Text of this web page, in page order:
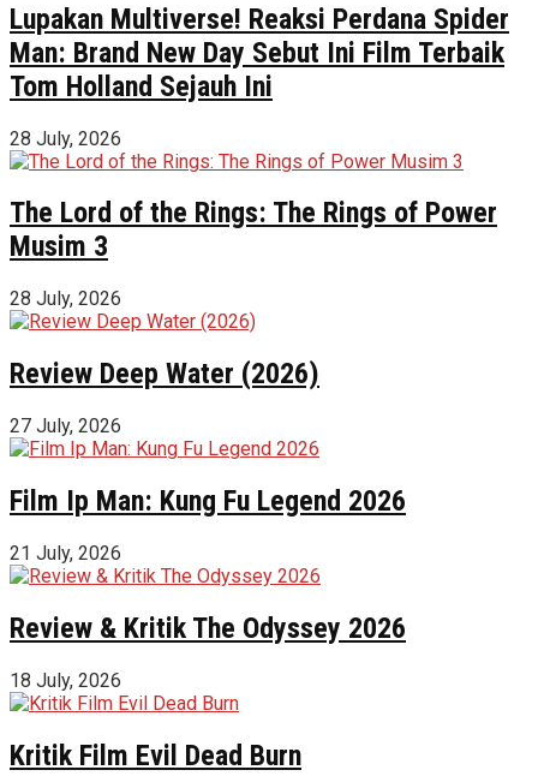
Lupakan Multiverse! Reaksi Perdana Spider
Man: Brand New Day Sebut Ini Film Terbaik
Tom Holland Sejauh Ini
28 July, 2026
The Lord of the Rings: The Rings of Power
Musim 3
28 July, 2026
Review Deep Water (2026)
27 July, 2026
Film Ip Man: Kung Fu Legend 2026
21 July, 2026
Review & Kritik The Odyssey 2026
18 July, 2026
Kritik Film Evil Dead Burn